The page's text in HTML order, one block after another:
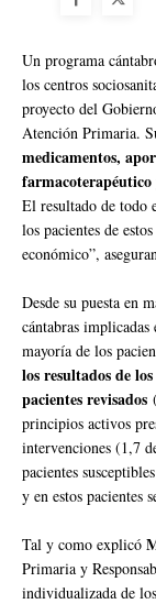
Un programa
los centros
proyecto del
Atención Primaria.
medicamentos,
El resultado de todo
los pacientes de
económico”,
Desde su puesta en
cántabras
mayoría de los
los resultados de
pacientes revisados
principios activos
intervenciones (1,7
pacientes
y en estos pacientes
Tal y como explicó
Primaria y
individualizada de